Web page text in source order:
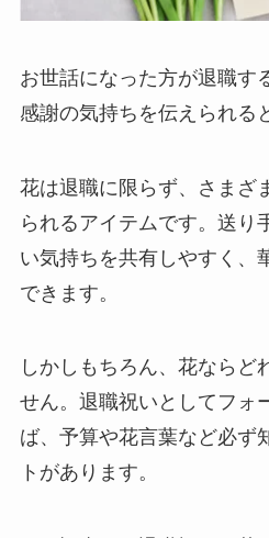
お世話になった方が退職す
感謝の気持ちを伝えられる
花は退職に限らず、さまざ
られるアイテムです。送り
い気持ちを共有しやすく、
できます。
しかしもちろん、花ならど
せん。退職祝いとしてフォ
ば、 予算や花言葉など必ず
ト があります。